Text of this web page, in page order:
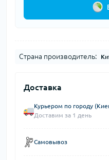
Страна производитель:
Доставка
Курьером по городу
Доставим за 1 день
Самовывоз